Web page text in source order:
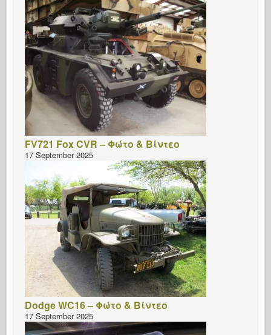
FV721 Fox CVR – Φώτο & Βίντεο
17 September 2025
Dodge WC16 – Φώτο & Βίντεο
17 September 2025